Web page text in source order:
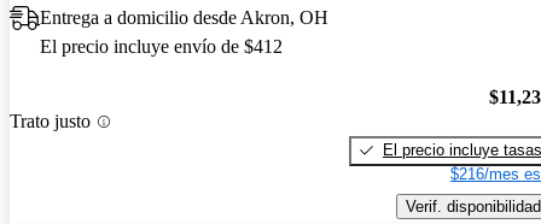
Entrega a domicilio desde Akron, OH
El precio incluye envío de $412
Trato justo
El precio incluye tasas
$216/mes
Verif. disponibilidad